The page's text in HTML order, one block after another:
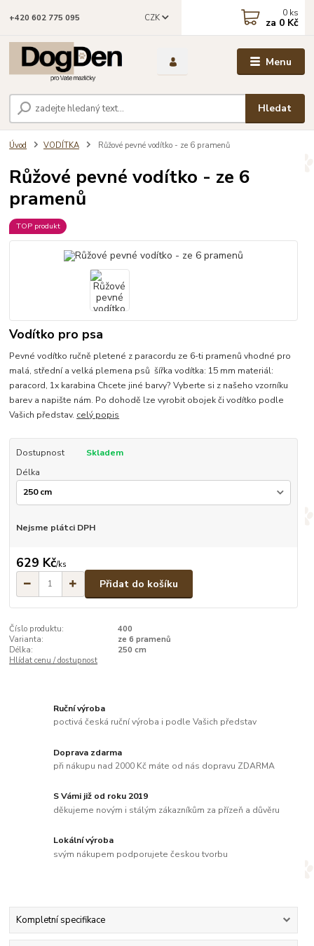
Menu
CZK
Hledat
+420 602 775 095 0 ks
za 0 Kč
Úvod VODÍTKA Růžové pevné vodítko - ze 6 pramenů
Růžové pevné vodítko - ze 6
pramenů
TOP produkt
Vodítko pro psa
Pevné vodítko ručně pletené z paracordu ze 6-ti pramenů vhodné pro
malá, střední a velká plemena psů šířka vodítka: 15 mm materiál:
paracord, 1x karabina Chcete jiné barvy? Vyberte si z našeho vzorníku
barev a napište nám. Po dohodě lze vyrobit obojek či vodítko podle
Vašich představ. celý popis
Dostupnost
Skladem
Délka
Nejsme plátci DPH
629 Kč/ks
Přidat do košíku
Číslo produktu:
400
Varianta:
ze 6 pramenů
Délka:
250 cm
Hlídat cenu / dostupnost
Ruční výroba
poctivá česká ruční výroba i podle Vašich představ
Doprava zdarma
při nákupu nad 2000 Kč máte od nás dopravu ZDARMA
S Vámi již od roku 2019
děkujeme novým i stálým zákazníkům za přízeň a důvěru
Lokální výroba
svým nákupem podporujete českou tvorbu
Kompletní specifikace